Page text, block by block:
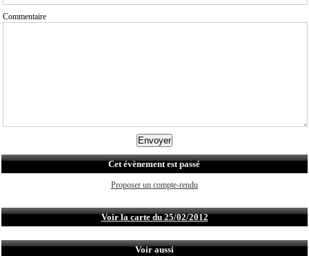
Commentaire
Cet évènement est passé
Proposer un compte-rendu
Voir la carte du 25/02/2012
Voir aussi